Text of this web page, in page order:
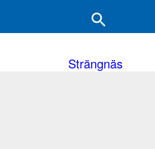
Strängnäs